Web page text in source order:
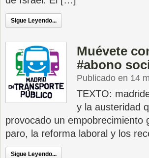
Sigue Leyendo...
Muévete
#abono
Publicado en 14
TEXTO:
y la austeridad
provocado un empobrecimiento
paro, la reforma laboral y los
Sigue Leyendo...